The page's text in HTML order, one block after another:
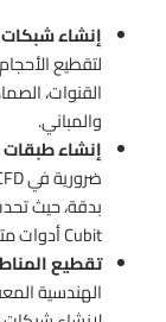
إنشاء شبكات
لتقطيع
القنوات،
والمباني.
إنشاء طبقات
بدقة، حيث
Cubit أدوات متقدمة لإنشاء هذه الطبقات.
تقطيع
الهندسية